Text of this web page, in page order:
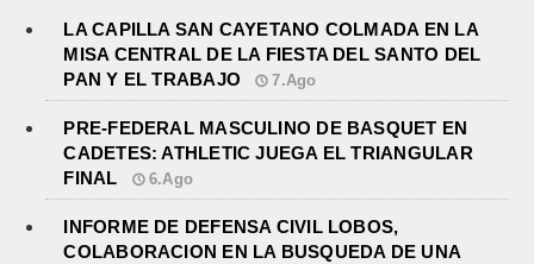
LA CAPILLA SAN CAYETANO COLMADA EN LA
MISA CENTRAL DE LA FIESTA DEL SANTO DEL
PAN Y EL TRABAJO
7.Ago
PRE-FEDERAL MASCULINO DE BASQUET EN
CADETES: ATHLETIC JUEGA EL TRIANGULAR
FINAL
6.Ago
INFORME DE DEFENSA CIVIL LOBOS,
COLABORACION EN LA BUSQUEDA DE UNA